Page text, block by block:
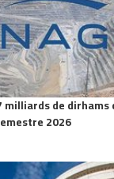
milliards de
2026